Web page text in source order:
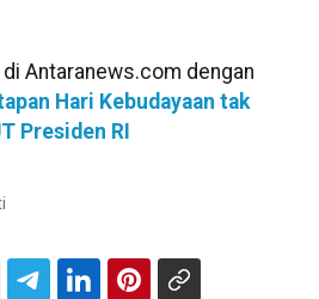
Antaranews.com dengan
Hari Kebudayaan tak
Presiden RI